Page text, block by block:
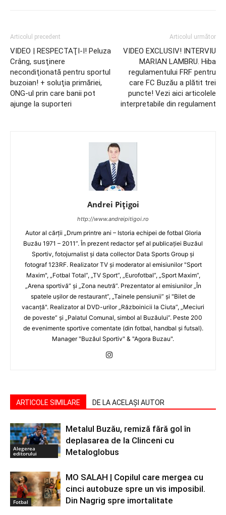
Articolul precedent
VIDEO | RESPECTAŢI-I! Peluza
Crâng, susţinere
necondiţionată pentru sportul
buzoian! + soluţia primăriei,
ONG-ul prin care banii pot
ajunge la suporteri
Articolul următor
VIDEO EXCLUSIV! INTERVIU
MARIAN LAMBRU. Hiba
regulamentului FRF pentru
care FC Buzău a plătit trei
puncte! Vezi aici articolele
interpretabile din regulament
Andrei Pițigoi
http://www.andreipitigoi.ro
Autor al cărţii „Drum printre ani – Istoria echipei de fotbal Gloria
Buzău 1971 – 2011”. În prezent redactor şef al publicaţiei Buzăul
Sportiv, fotojurnalist şi data collector Data Sports Group şi
fotograf 123RF. Realizator TV şi moderator al emisiunilor "Sport
Maxim", „Fotbal Total”, „TV Sport”, „Eurofotbal”, „Sport Maxim”,
„Arena sportivă” şi „Zona neutră”. Prezentator al emisiunilor „În
spatele uşilor de restaurant”, „Tainele pensiunii” şi "Bilet de
vacanţă". Realizator al DVD-urilor „Războinicii la Ciuta”, „Meciuri
de poveste” şi „Palatul Comunal, simbol al Buzăului”. Peste 200
de evenimente sportive comentate (din fotbal, handbal şi futsal).
Manager "Buzăul Sportiv" & "Agora Buzau".
ARTICOLE SIMILARE DE LA ACELAȘI AUTOR
Alegerea
editorului
Metalul Buzău, remiză fără gol în
deplasarea de la Clinceni cu
Metaloglobus
Fotbal
MO SALAH | Copilul care mergea cu
cinci autobuze spre un vis imposibil.
Din Nagrig spre imortalitate